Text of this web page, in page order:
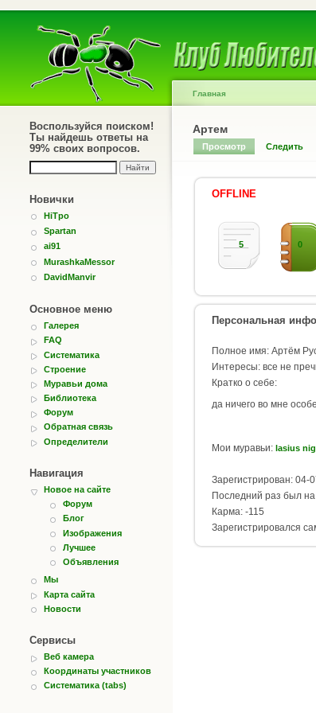
Воспользуйся поиском!
Ты найдешь ответы на
99% своих вопросов.
Новички
HiTpo
Spartan
ai91
MurashkaMessor
DavidManvir
Основное меню
Галерея
FAQ
Систематика
Строение
Муравьи дома
Библиотека
Форум
Обратная связь
Определители
Навигация
Новое на сайте
Форум
Блог
Изображения
Лучшее
Объявления
Мы
Карта сайта
Новости
Сервисы
Веб камера
Координаты участников
Систематика (tabs)
Главная
Артем
Просмотр Следить
OFFLINE
5 0
Персональная
Полное имя: Артём
Интересы: все не
Кратко о себе:
да ничего во мне
Мои муравьи: lasius
Зарегистрирован: 04-
Последний раз был
Карма: -115
Зарегистрировался